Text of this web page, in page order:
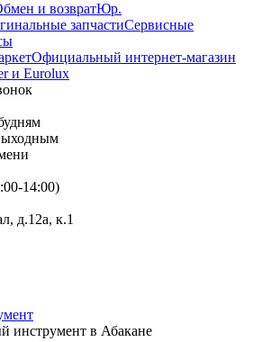
и возвратЮр.
запчастиСервисные
Официальный интернет-магазин
и Eurolux
14:00)
д.12а, к.1
инструмент в Абакане